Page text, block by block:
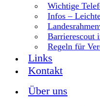
Wichtige
Infos –
Barrierescout
Regeln für
Links
Kontakt
Über uns